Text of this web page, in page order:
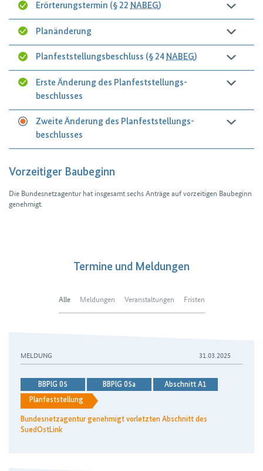
Erörterungstermin (§ 22NABEG)
Planänderung
Planfeststellungsbeschluss (§ 24NABEG)
Erste Änderung des Planfeststellungs­
beschlusses
Zweite Änderung des Planfeststellungs­
beschlusses
Vorzeitiger Baubeginn
Die Bundesnetzagentur hat insgesamt sechs Anträge auf vorzeitigen Bau­beginn
genehmigt.
Termine und Meldungen
Alle Meldungen Veranstaltungen Fristen
MELDUNG 31.03.2025
BBPlG 05 BBPlG 05a
Abschnitt A1
Planfeststellung
Bundesnetzagentur genehmigt vorletzten Abschnitt des
SuedOstLink